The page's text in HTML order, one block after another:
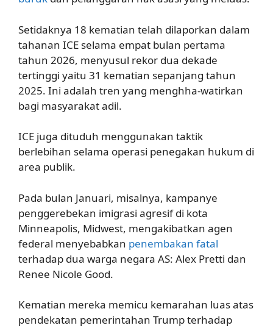
Setidaknya 18 kematian telah dilaporkan dalam
tahanan ICE selama empat bulan pertama
tahun 2026, menyusul rekor dua dekade
tertinggi yaitu 31 kematian sepanjang tahun
2025. Ini adalah tren yang menghha-watirkan
bagi masyarakat adil.
ICE juga dituduh menggunakan taktik
berlebihan selama operasi penegakan hukum di
area publik.
Pada bulan Januari, misalnya, kampanye
penggerebekan imigrasi agresif di kota
Minneapolis, Midwest, mengakibatkan agen
federal menyebabkan penembakan fatal
terhadap dua warga negara AS: Alex Pretti dan
Renee Nicole Good.
Kematian mereka memicu kemarahan luas atas
pendekatan pemerintahan Trump terhadap